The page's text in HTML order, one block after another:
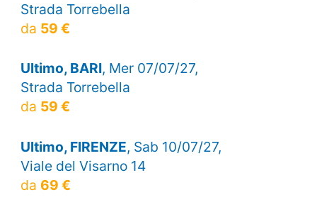
Strada Torrebella
da 59 €
Ultimo, BARI, Mer 07/07/27,
Strada Torrebella
da 59 €
Ultimo, FIRENZE, Sab 10/07/27,
Viale del Visarno 14
da 69 €